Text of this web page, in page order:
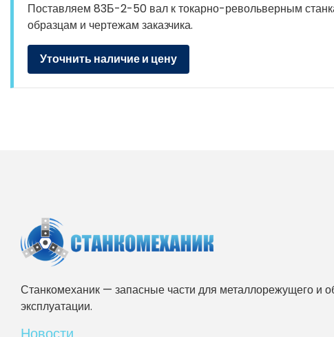
Поставляем 83Б-2-50 вал к токарно-револьверным
образцам и чертежам заказчика.
Уточнить наличие и цену
Станкомеханик — запасные части для металлорежущего и
эксплуатации.